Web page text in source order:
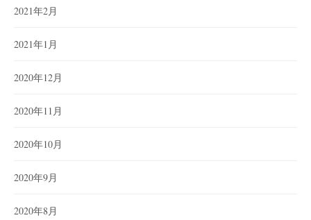
2021年2月
2021年1月
2020年12月
2020年11月
2020年10月
2020年9月
2020年8月